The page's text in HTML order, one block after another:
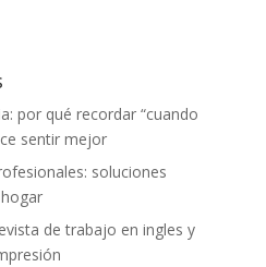
por qué recordar “cuando
sentir mejor
soluciones
de trabajo en ingles y